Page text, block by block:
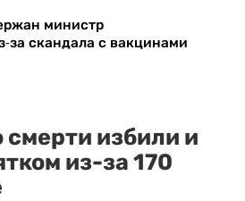
министр
за скандала с вакцинами
избили и
из-за 170